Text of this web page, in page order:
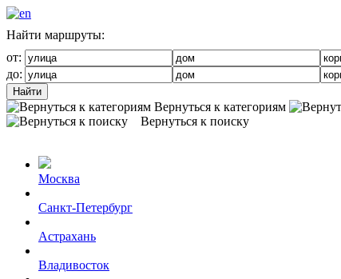
Найти маршруты:
от:
до:
Найти
Вернуться к категориям
Вернуться к поиску
Москва
Санкт-Петербург
Астрахань
Владивосток